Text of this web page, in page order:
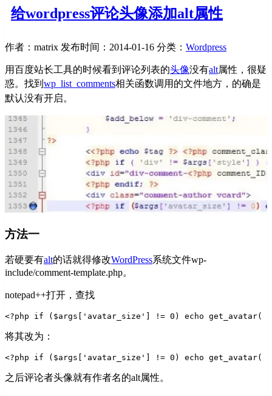
给wordpress评论头像添加alt属性
作者：matrix 发布时间：2014-01-16 分类： Wordpress
用百度站长工具的时候看到评论列表的头像没有alt属性，很疑
惑。找到 wp_list_comments相关函数调用的文件地方，的确是
默认没有开启。
方法一
若硬要有alt的话就得修改WordPress系统文件wp-
include/comment-template.php。
notepad++打开，查找
<?php if ($args['avatar_size'] != 0) echo get_avatar(
将其改为：
<?php if ($args['avatar_size'] != 0) echo get_avatar(
之后评论者头像就有作者名的alt属性。